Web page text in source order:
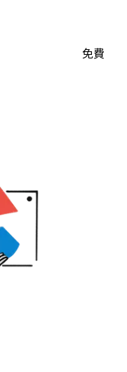
免費